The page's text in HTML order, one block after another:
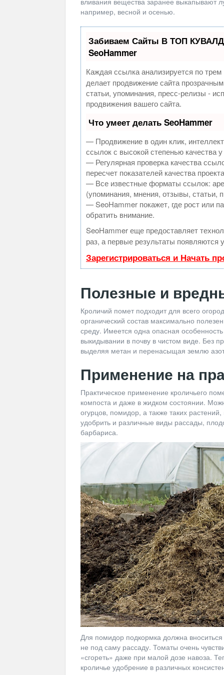
например, весной и осенью.
Забиваем Сайты В ТОП
SeoHammer
Каждая ссылка анализируется по
делает продвижение сайта
статьи, упоминания, пресс-релизы -
продвижения вашего сайта.
Что умеет делать SeoHammer
— Продвижение в один клик,
ссылок с высокой степенью качества
— Регулярная проверка качества
пересчет показателей качества
— Все известные форматы ссылок:
(упоминания, мнения, отзывы, статьи,
— SeoHammer покажет, где рост или
обратить внимание.
SeoHammer еще предоставляет
раз, а первые результаты появляются
Зарегистрироваться и Начать
Полезные и
Кроличий помет подходит для всего
органический состав максимально
среду. Имеется одна опасная
выкидывании в почву в чистом виде. Без
выделяя метан и перенасыщая землю
Применение на
Практическое применение кроличьего
компоста и даже в жидком состоянии.
огурцов, помидор, а также таких
удобрить и различные виды рассады,
барбариса.
Для помидор подкормка должна
не под саму рассаду. Томаты очень
«сгореть» даже при малой дозе навоза.
кроличье удобрение в различных